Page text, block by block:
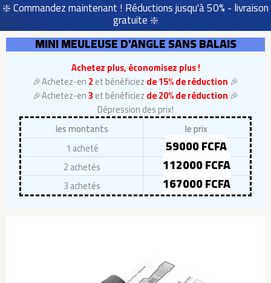
❇️ Commandez maintenant ! Réductions jusqu'à 50% - livraison
gratuite ❇️
MINI MEULEUSE D'ANGLE SANS BALAIS
Achetez plus, économisez plus !
🎉Achetez-en2et bénéficiezde 15% de réduction 🎉
🎉Achetez-en3et bénéficiezde 20% de réduction 🎉
Dépression des prix!
les montants
le prix
1 acheté
59000 FCFA
2 achetés 112000 FCFA
3 achetés 167000 FCFA